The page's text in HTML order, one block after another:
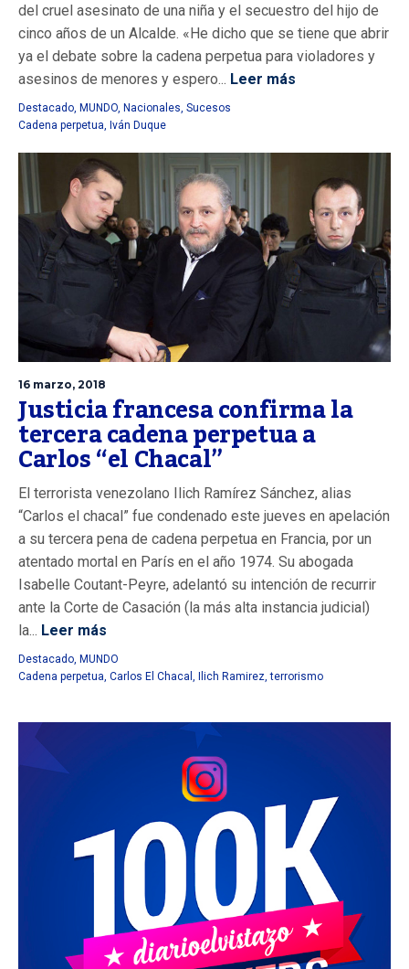
del cruel asesinato de una niña y el secuestro del hijo de
cinco años de un Alcalde. «He dicho que se tiene que abrir
ya el debate sobre la cadena perpetua para violadores y
asesinos de menores y espero... Leer más
Destacado MUNDO Nacionales Sucesos
Cadena perpetua Iván Duque
16 marzo, 2018
Justicia francesa confirma la
tercera cadena perpetua a
Carlos “el Chacal”
El terrorista venezolano Ilich Ramírez Sánchez, alias
“Carlos el chacal” fue condenado este jueves en apelación
a su tercera pena de cadena perpetua en Francia, por un
atentado mortal en París en el año 1974. Su abogada
Isabelle Coutant-Peyre, adelantó su intención de recurrir
ante la Corte de Casación (la más alta instancia judicial)
la... Leer más
Destacado, MUNDO
Cadena perpetua, Carlos El Chacal , Ilich Ramirez,terrorismo